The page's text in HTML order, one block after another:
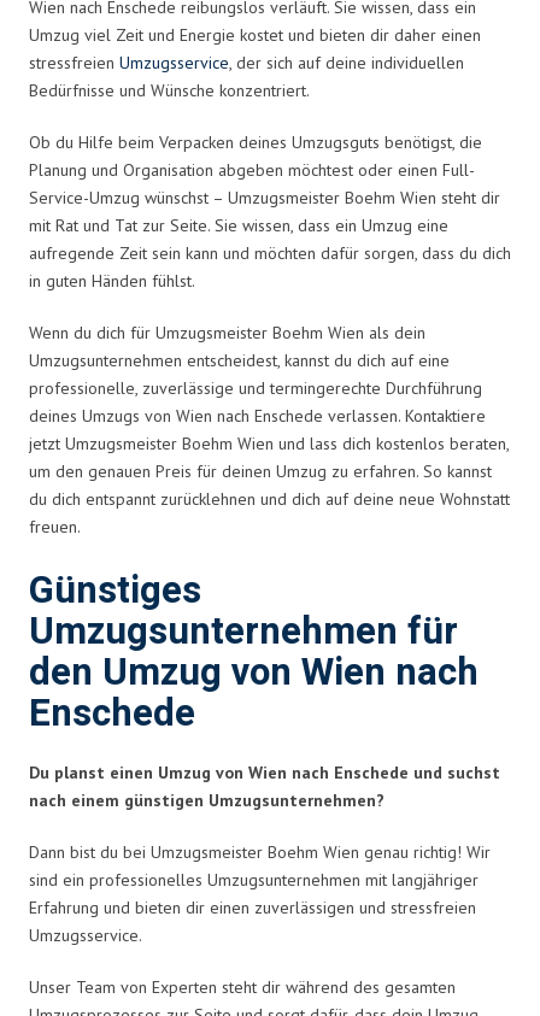
Wien nach Enschede reibungslos verläuft. Sie wissen, dass ein
Umzug viel Zeit und Energie kostet und bieten dir daher einen
stressfreien Umzugsservice, der sich auf deine individuellen
Bedürfnisse und Wünsche konzentriert.
Ob du Hilfe beim Verpacken deines Umzugsguts benötigst, die
Planung und Organisation abgeben möchtest oder einen Full-
Service-Umzug wünschst – Umzugsmeister Boehm Wien steht dir
mit Rat und Tat zur Seite. Sie wissen, dass ein Umzug eine
aufregende Zeit sein kann und möchten dafür sorgen, dass du dich
in guten Händen fühlst.
Wenn du dich für Umzugsmeister Boehm Wien als dein
Umzugsunternehmen entscheidest, kannst du dich auf eine
professionelle, zuverlässige und termingerechte Durchführung
deines Umzugs von Wien nach Enschede verlassen. Kontaktiere
jetzt Umzugsmeister Boehm Wien und lass dich kostenlos beraten,
um den genauen Preis für deinen Umzug zu erfahren. So kannst
du dich entspannt zurücklehnen und dich auf deine neue Wohnstatt
freuen.
Günstiges
Umzugsunternehmen für
den Umzug von Wien nach
Enschede
Du planst einen Umzug von Wien nach Enschede und suchst
nach einem günstigen Umzugsunternehmen?
Dann bist du bei Umzugsmeister Boehm Wien genau richtig! Wir
sind ein professionelles Umzugsunternehmen mit langjähriger
Erfahrung und bieten dir einen zuverlässigen und stressfreien
Umzugsservice.
Unser Team von Experten steht dir während des gesamten